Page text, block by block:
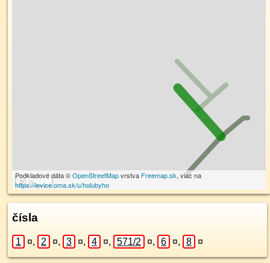
50 m
Podkladové dáta ©OpenStreetMapvrstva Freemap.sk, viac na
https://levice.oma.sk/u/holubyho
čísla
1 ¤, 2 ¤, 3 ¤, 4 ¤, 571/2 ¤, 6 ¤, 8 ¤